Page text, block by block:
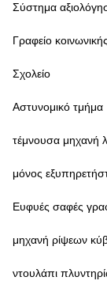
Σύστημα
Γραφείο
Σχολείο
Αστυνομικό τμήμα
τέμνουσα μηχανή
μόνος
Ευφυές σαφές
μηχανή ρίψεων
ντουλάπι